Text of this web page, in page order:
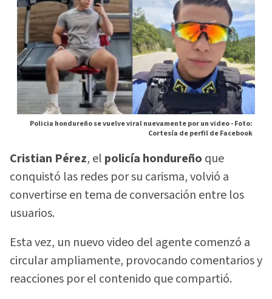
Policia hondureño se vuelve viral nuevamente por un video -Foto:
Cortesía de perfil de Facebook
Cristian Pérez, el policía hondureño que
conquistó las redes por su carisma, volvió a
convertirse en tema de conversación entre los
usuarios.
Esta vez, un nuevo video del agente comenzó a
circular ampliamente, provocando comentarios y
reacciones por el contenido que compartió.